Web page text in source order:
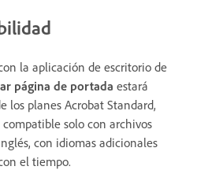
la aplicación de escritorio de
página de portada estará
los planes Acrobat Standard,
solo con archivos
con idiomas adicionales
el tiempo.